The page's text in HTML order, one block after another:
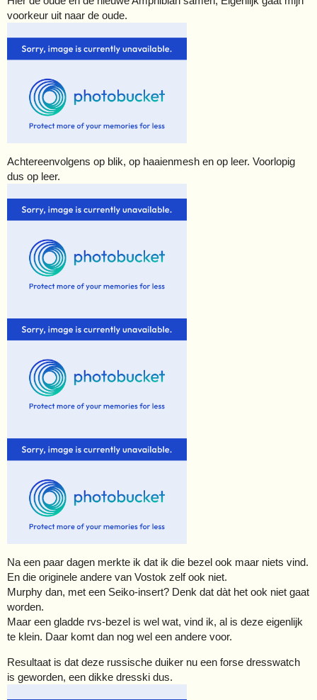
voorkeur uit naar de oude.
Achtereenvolgens op blik, op haaienmesh en op leer. Voorlopig
dus op leer.
Na een paar dagen merkte ik dat ik die bezel ook maar niets vind.
En die originele andere van Vostok zelf ook niet.
Murphy dan, met een Seiko-insert? Denk dat dàt het ook niet gaat
worden.
Maar een gladde rvs-bezel is wel wat, vind ik, al is deze eigenlijk
te klein. Daar komt dan nog wel een andere voor.
Resultaat is dat deze russische duiker nu een forse dresswatch
is geworden, een dikke dresski dus.